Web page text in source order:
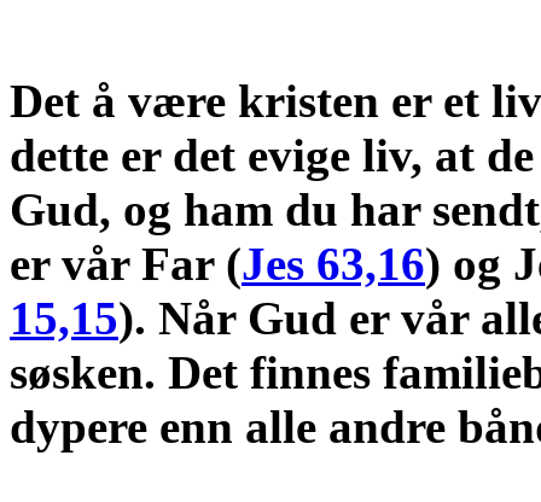
Det å være kristen er et
dette er det evige liv, at
Gud, og ham du har
er vår Far (Jes 63,16) og
15,15). Når Gud er vår
søsken. Det finnes
dypere enn alle andre